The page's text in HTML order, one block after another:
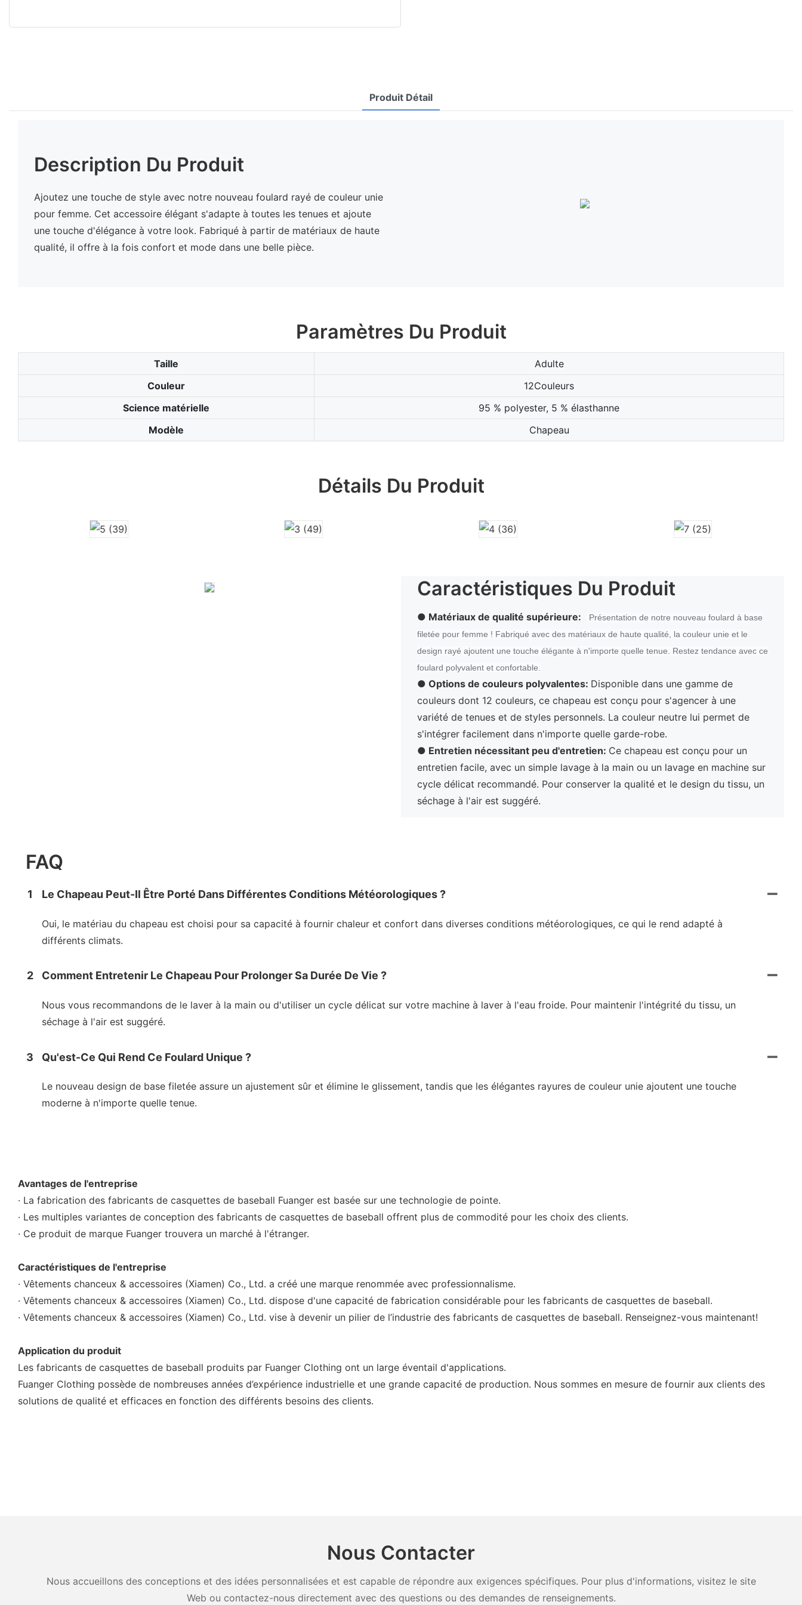
Produit Détail
Description Du Produit
Ajoutez une touche de style avec notre nouveau foulard rayé de couleur unie
pour femme. Cet accessoire élégant s'adapte à toutes les tenues et ajoute
une touche d'élégance à votre look. Fabriqué à partir de matériaux de haute
qualité, il offre à la fois confort et mode dans une belle pièce.
Paramètres Du Produit
Taille
Adulte
Couleur
12Couleurs
Science matérielle
95 % polyester, 5 % élasthanne
Modèle
Chapeau
Détails Du Produit
Caractéristiques Du Produit
● Matériaux de qualité supérieure:
Présentation de notre nouveau foulard à base
filetée pour femme ! Fabriqué avec des matériaux de haute qualité, la couleur unie et le
design rayé ajoutent une touche élégante à n'importe quelle tenue. Restez tendance avec ce
foulard polyvalent et confortable.
● Options de couleurs polyvalentes: Disponible dans une gamme de
couleurs dont 12 couleurs, ce chapeau est conçu pour s'agencer à une
variété de tenues et de styles personnels. La couleur neutre lui permet de
s'intégrer facilement dans n'importe quelle garde-robe.
● Entretien nécessitant peu d'entretien: Ce chapeau est conçu pour un
entretien facile, avec un simple lavage à la main ou un lavage en machine sur
cycle délicat recommandé. Pour conserver la qualité et le design du tissu, un
séchage à l'air est suggéré.
FAQ
1 Le Chapeau Peut-Il Être Porté Dans Différentes Conditions Météorologiques ?
Oui, le matériau du chapeau est choisi pour sa capacité à fournir chaleur et confort dans diverses conditions météorologiques, ce qui le rend adapté à
différents climats.
2 Comment Entretenir Le Chapeau Pour Prolonger Sa Durée De Vie ?
Nous vous recommandons de le laver à la main ou d'utiliser un cycle délicat sur votre machine à laver à l'eau froide. Pour maintenir l'intégrité du tissu, un
séchage à l'air est suggéré.
3 Qu'est-Ce Qui Rend Ce Foulard Unique ?
Le nouveau design de base filetée assure un ajustement sûr et élimine le glissement, tandis que les élégantes rayures de couleur unie ajoutent une touche
moderne à n'importe quelle tenue.
Avantages de l'entreprise
· La fabrication des fabricants de casquettes de baseball Fuanger est basée sur une technologie de pointe.
· Les multiples variantes de conception des fabricants de casquettes de baseball offrent plus de commodité pour les choix des clients.
· Ce produit de marque Fuanger trouvera un marché à l'étranger.
Caractéristiques de l'entreprise
· Vêtements chanceux & accessoires (Xiamen) Co., Ltd. a créé une marque renommée avec professionnalisme.
· Vêtements chanceux & accessoires (Xiamen) Co., Ltd. dispose d'une capacité de fabrication considérable pour les fabricants de casquettes de baseball.
· Vêtements chanceux & accessoires (Xiamen) Co., Ltd. vise à devenir un pilier de l’industrie des fabricants de casquettes de baseball. Renseignez-vous maintenant!
Application du produit
Les fabricants de casquettes de baseball produits par Fuanger Clothing ont un large éventail d'applications.
Fuanger Clothing possède de nombreuses années d’expérience industrielle et une grande capacité de production. Nous sommes en mesure de fournir aux clients des
solutions de qualité et efficaces en fonction des différents besoins des clients.
Nous Contacter
Nous accueillons des conceptions et des idées personnalisées et est capable de répondre aux exigences spécifiques. Pour plus d'informations, visitez le site
Web ou contactez-nous directement avec des questions ou des demandes de renseignements.